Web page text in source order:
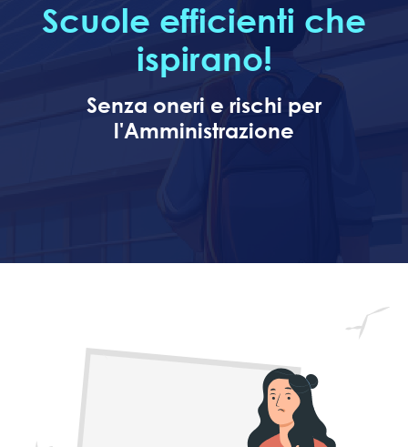
Scuole efficienti che
ispirano!
Senza oneri e rischi per
l'Amministrazione